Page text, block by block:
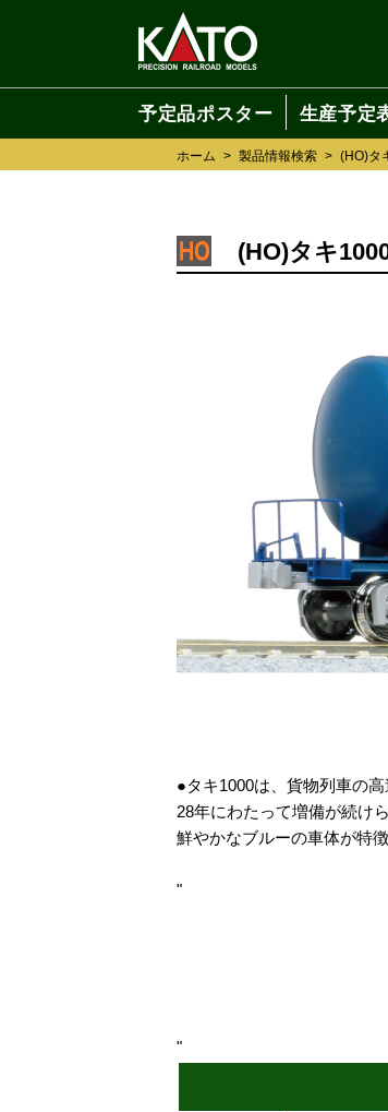
予定品ポスター 生産予定
ホーム > 製品情報検索 > (HO)タ
(HO)タキ
●タキ1000は、貨物列車の
28年にわたって増備が続け
鮮やかなブルーの車体が特
"
"